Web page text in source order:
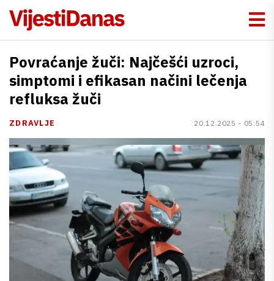
Povraćanje žuči: Najčešći uzroci,
simptomi i efikasan načini lečenja
refluksa žuči
ZDRAVLJE 20.12.2025 - 05:54